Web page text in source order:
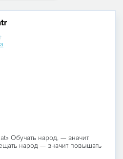
Обучать народ, — значит
народ — значит повышать